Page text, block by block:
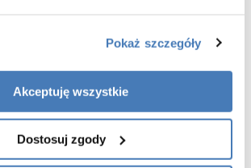
Pokaż szczegóły
Akceptuję wszystkie
Dostosuj zgody